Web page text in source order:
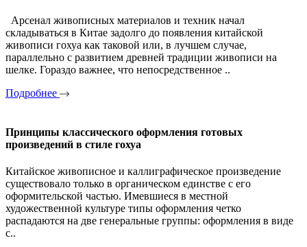
Арсенал живописных материалов и техник начал
складываться в Китае задолго до появления китайской
живописи гохуа как таковой или, в лучшем случае,
параллельно с развитием древней традиции живописи на
шелке. Гораздо важнее, что непосредственное ..
Подробнее
Принципы классического оформления готовых
произведений в стиле гохуа
Китайское живописное и каллиграфическое произведение
существовало только в органическом единстве с его
оформительской частью. Имевшиеся в местной
художественной культуре типы оформления четко
распадаются на две генеральные группы: оформления в виде
с..